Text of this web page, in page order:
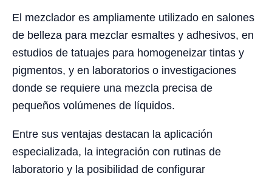
El mezclador es ampliamente utilizado en salones
de belleza para mezclar esmaltes y adhesivos, en
estudios de tatuajes para homogeneizar tintas y
pigmentos, y en laboratorios o investigaciones
donde se requiere una mezcla precisa de
pequeños volúmenes de líquidos.
Entre sus ventajas destacan la aplicación
especializada, la integración con rutinas de
laboratorio y la posibilidad de configurar